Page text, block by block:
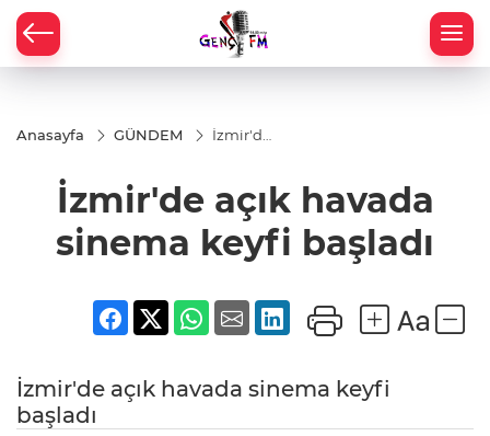
Anasayfa GÜNDEM
İzmir'de
keyfi
başladı
İzmir'de açık havada
sinema keyfi başladı
İzmir'de açık havada sinema keyfi
başladı